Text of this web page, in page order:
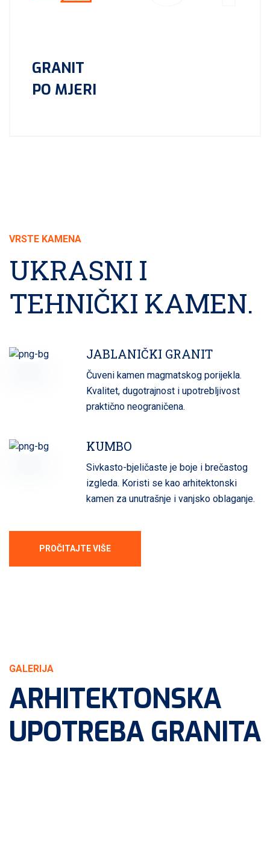
GRANIT
PO MJERI
VRSTE KAMENA
UKRASNI I
TEHNIČKI KAMEN.
JABLANIČKI GRANIT
Čuveni kamen magmatskog porijekla.
Kvalitet, dugotrajnost i upotrebljivost
praktično neograničena.
KUMBO
Sivkasto-bjeličaste je boje i brečastog
izgleda. Koristi se kao arhitektonski
kamen za unutrašnje i vanjsko oblaganje.
PROČITAJTE VIŠE
GALERIJA
ARHITEKTONSKA
UPOTREBA GRANITA